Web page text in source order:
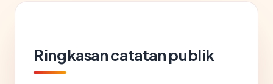
Ringkasan catatan publik